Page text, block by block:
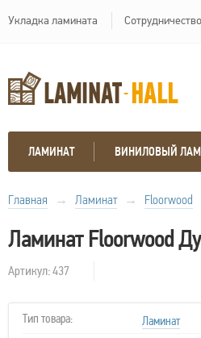
Укладка ламината Сотрудничество
ЛАМИНАТ ВИНИЛОВЫЙ
Главная → Ламинат → Floorwood
Ламинат Floorwood
Артикул: 437
Тип товара:
Ламинат